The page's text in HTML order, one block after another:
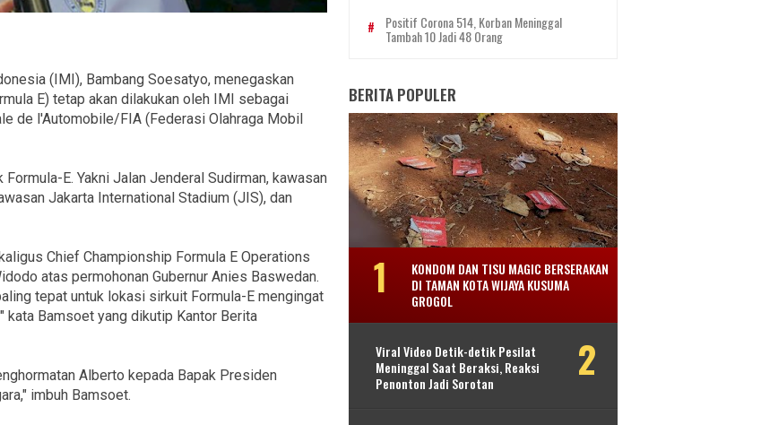
(IMI), Bambang Soesatyo, menegaskan
E) tetap akan dilakukan oleh IMI sebagai
de l'Automobile/FIA (Federasi Olahraga Mobil
E. Yakni Jalan Jenderal Sudirman, kawasan
Jakarta International Stadium (JIS), dan
Chief Championship Formula E Operations
atas permohonan Gubernur Anies Baswedan.
tepat untuk lokasi sirkuit Formula-E mengingat
kata Bamsoet yang dikutip Kantor Berita
Alberto kepada Bapak Presiden
imbuh Bamsoet.
Positif Corona 514, Korban Meninggal
Tambah 10 Jadi 48 Orang
BERITA POPULER
KONDOM DAN TISU MAGIC BERSERAKAN
DI TAMAN KOTA WIJAYA KUSUMA
GROGOL
Viral Video Detik-detik Pesilat
Meninggal Saat Beraksi, Reaksi
Penonton Jadi Sorotan